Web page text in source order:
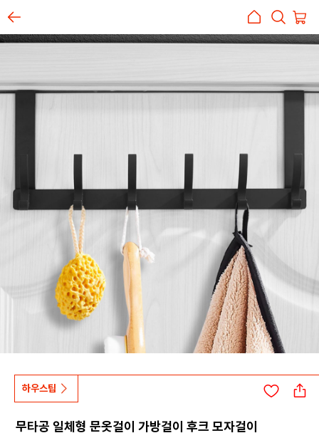
하우스팁
무타공 일체형 문옷걸이 가방걸이 후크 모자걸이